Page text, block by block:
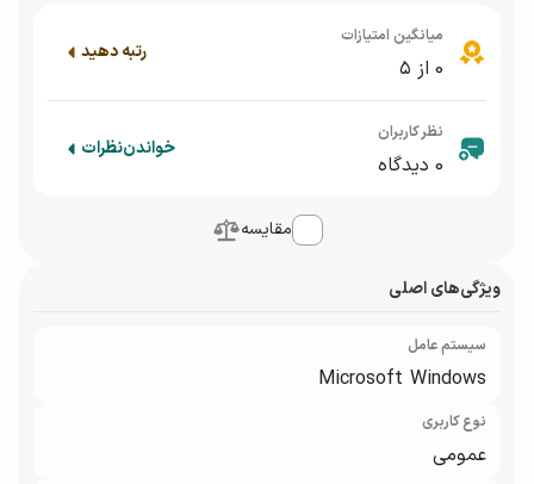
میانگین امتیازات
0 از ۵
رتبه دهید
نظر کاربران
0 دیدگاه
خواندننظرات
مقایسه
ویژگی‌های اصلی
سیستم عامل
Microsoft Windows
نوع کاربری
عمومی